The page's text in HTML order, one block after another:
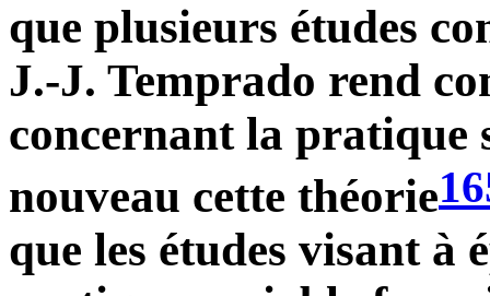
que plusieurs études
J.-J. Temprado rend
concernant la pratique
nouveau cette théorie
que les études visant à